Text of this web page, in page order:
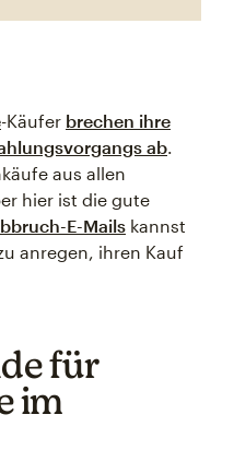
-Käufer brechen ihre
ab
aus allen
hier ist die gute
E-Mails kannst
anregen, ihren Kauf
für
im